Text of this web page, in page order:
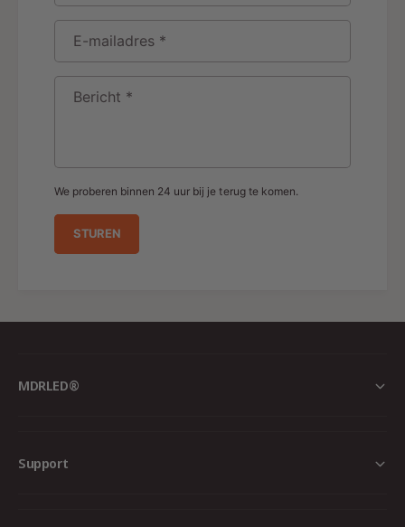
E-mailadres *
Bericht *
We proberen binnen 24 uur bij je terug te komen.
STUREN
MDRLED®
Support